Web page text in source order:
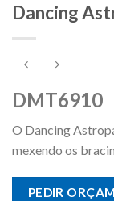
Dancing
DMT6910
O Dancing
mexendo os
PEDIR